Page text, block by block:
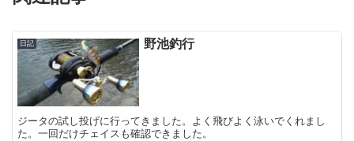
日記 野池釣行
ジータの試し投げに行ってきました。よく飛びよく泳いでくれまし
た。一回だけチェイスも確認できました。